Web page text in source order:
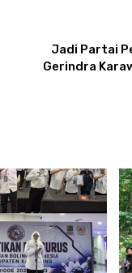
Jadi Partai
Gerindra